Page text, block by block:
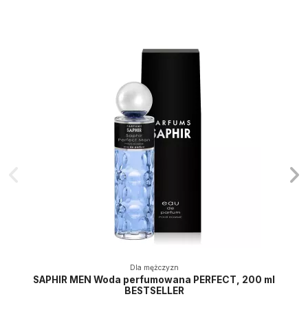
Dla mężczyzn
SAPHIR MEN Woda perfumowana PERFECT, 200 ml
BESTSELLER